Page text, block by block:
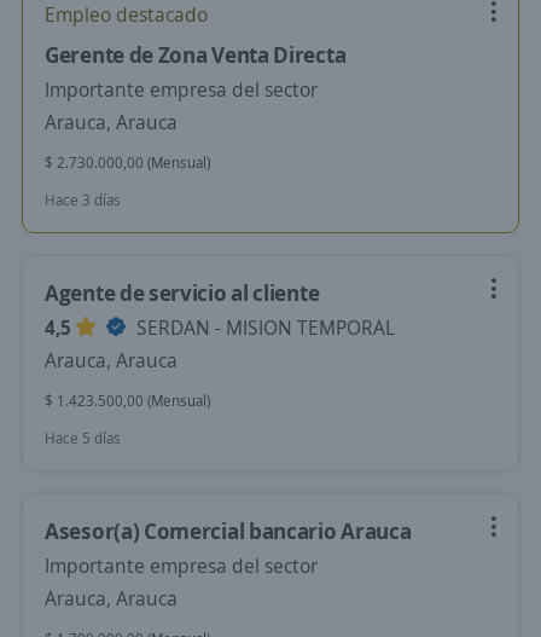
Empleo destacado
Gerente de Zona Venta Directa
Importante empresa del sector
Arauca, Arauca
$ 2.730.000,00 (Mensual)
Hace 3 días
Agente de servicio al cliente
4,5
SERDAN - MISION TEMPORAL
Arauca, Arauca
$ 1.423.500,00 (Mensual)
Hace 5 días
Asesor(a) Comercial bancario Arauca
Importante empresa del sector
Arauca, Arauca